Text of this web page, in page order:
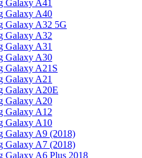
Galaxy A41
Galaxy A40
Galaxy A32 5G
Galaxy A32
Galaxy A31
Galaxy A30
Galaxy A21S
Galaxy A21
Galaxy A20E
Galaxy A20
Galaxy A12
Galaxy A10
Galaxy A9 (2018)
Galaxy A7 (2018)
Galaxy A6 Plus 2018